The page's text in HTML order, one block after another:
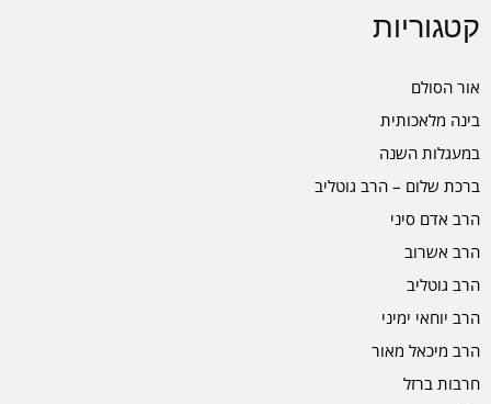
קטגוריות
אור הסולם
בינה מלאכותית
במעגלות השנה
ברכת שלום – הרב גוטליב
הרב אדם סיני
הרב אשרוב
הרב גוטליב
הרב יוחאי ימיני
הרב מיכאל מאור
חרבות ברזל